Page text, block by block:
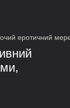
еротичний